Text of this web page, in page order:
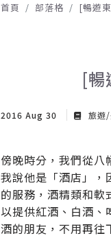
首頁 部落格 [暢遊
[暢
2016 Aug 30 旅遊
傍晚時分，我們從
我說他是「酒店」，
的服務，酒精類和軟
以提供紅酒、白酒
酒的朋友，不用再往